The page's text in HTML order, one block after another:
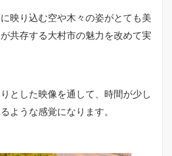
映り込む空や木々の姿がとても美
共存する大村市の魅力を改めて実
とした映像を通して、時間が少し
ような感覚になります。